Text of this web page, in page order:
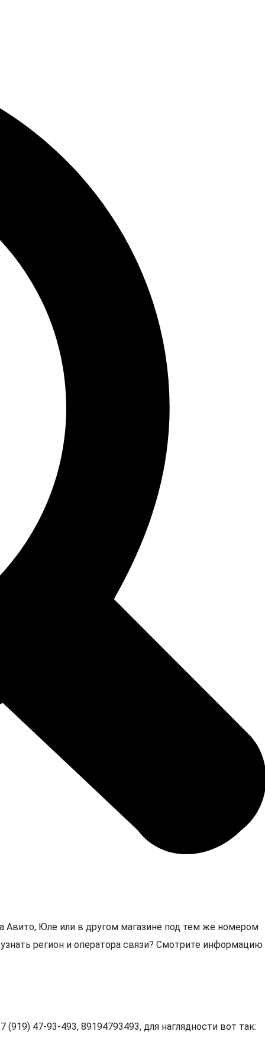
Авито, Юле или в другом магазине под тем же номером
регион и оператора связи? Смотрите информацию
47-93-493, 89194793493, для наглядности вот так: